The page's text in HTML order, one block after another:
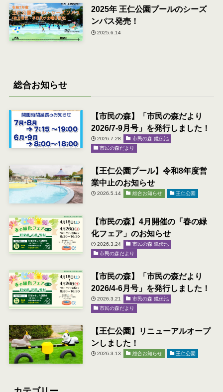
2025年 王仁公園プールのシーズ
ンパス発売！
2025.6.14
総合お知らせ
【市民の森】「市民の森だより
2026/7-9月号」を発行しました！
2026.7.28
市民の森 鏡伝池
市民の森だより
【王仁公園プール】令和8年度営
業中止のお知らせ
2026.5.14 総合お知らせ 王仁公園
【市民の森】4月開催の「春の緑
化フェア」のお知らせ
2026.3.24
市民の森 鏡伝池
市民の森だより
【市民の森】「市民の森だより
2026/4-6月号」を発行しました！
2026.3.21
市民の森 鏡伝池
市民の森だより
【王仁公園】リニューアルオープ
ンしました！
2026.3.13 総合お知らせ 王仁公園